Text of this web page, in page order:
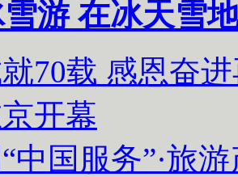
游 在冰天雪
70载 感恩奋
开幕
中国服务”·旅